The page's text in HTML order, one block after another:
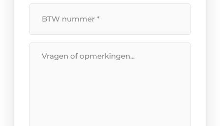
Nummer*